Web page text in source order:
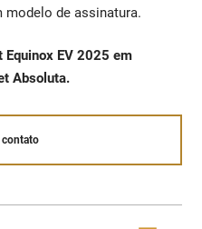
modelo de assinatura.
Equinox EV 2025 em
Absoluta.